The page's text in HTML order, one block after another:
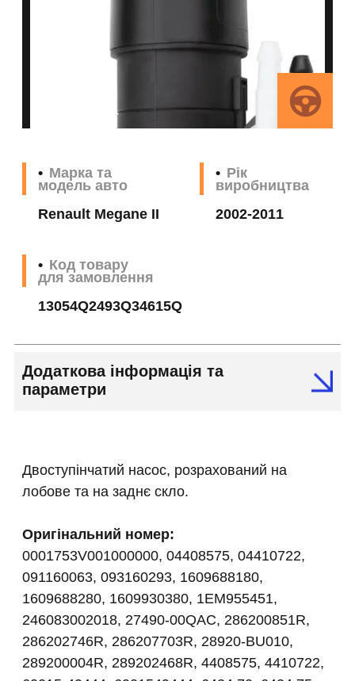
Марка та
модель авто
Renault Megane II
Рік
виробництва
2002-2011
Код товару
для замовлення
13054Q2493Q34615Q
Додаткова інформація та
параметри
Двоступінчатий насос, розрахований на
лобове та на заднє скло.
Оригінальний номер:
0001753V001000000, 04408575, 04410722,
091160063, 093160293, 1609688180,
1609688280, 1609930380, 1EM955451,
246083002018, 27490-00QAC, 286200851R,
286202746R, 286207703R, 28920-BU010,
289200004R, 289202468R, 4408575, 4410722,